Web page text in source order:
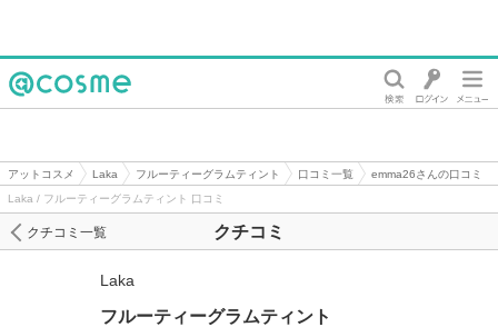
アットコスメ Laka フルーティーグラムティント 口コミ一覧
emma26さんの口コミ
Laka / フルーティーグラムティント 口コミ
クチコミ
クチコミ一覧
Laka
フルーティーグラムティント